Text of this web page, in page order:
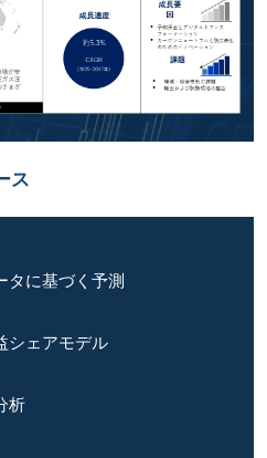
ス
タに基づく予測
シェアモデル
析